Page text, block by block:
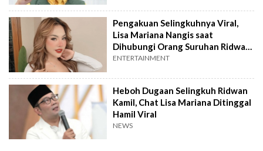
Pengakuan Selingkuhnya Viral,
Lisa Mariana Nangis saat
Dihubungi Orang Suruhan Ridwan
Kamil
ENTERTAINMENT
Heboh Dugaan Selingkuh Ridwan
Kamil, Chat Lisa Mariana Ditinggal
Hamil Viral
NEWS